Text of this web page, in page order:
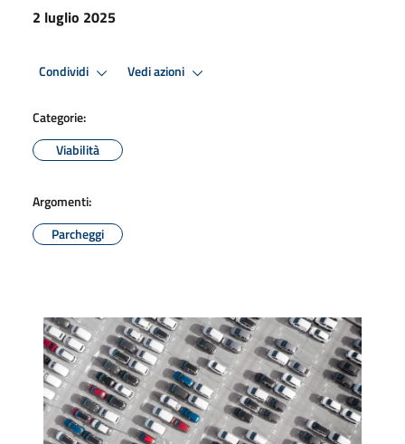
2 luglio 2025
Condividi Vedi azioni
Categorie:
Viabilità
Argomenti:
Parcheggi